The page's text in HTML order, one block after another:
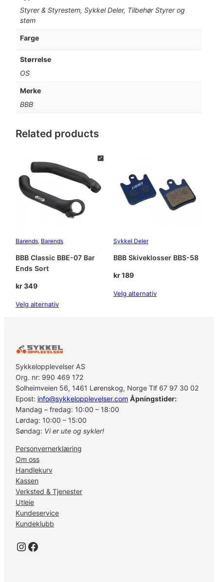
t
a
n
a
l
l
Styrer & Styrestem, Sykkel Deler, Tilbehør Styrer og
stem
Farge
Størrelse
OS
Merke
BBB
Related products
Barends, Barends
BBB Classic BBE-07 Bar
Ends Sort
kr349
Velg alternativ
Sykkel Deler
BBB Skiveklosser BBS-58
kr189
Velg alternativ
Sykkelopplevelser AS
Org. nr: 990 469 172
Solheimveien 56, 1461 Lørenskog, Norge Tlf 67 97 30 02
Epost: info@sykkelopplevelser.com Åpningstider:
Mandag – fredag: 10:00 – 18:00
Lørdag: 10:00 – 15:00
Søndag: Vi er ute og sykler!
Personvernerklæring
Om oss
Handlekurv
Kassen
Verksted & Tjenester
Utleie
Kundeservice
Kundeklubb
Instagram Facebook